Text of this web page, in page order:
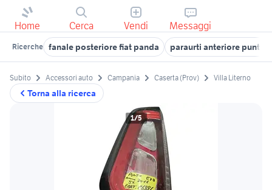
Home Cerca Vendi Messaggi
Ricerche fanale posteriore fiat panda paraurti anteriore punto
Torna alla ricerca
Subito Accessori auto Campania Caserta (Prov) Villa Literno
1/5